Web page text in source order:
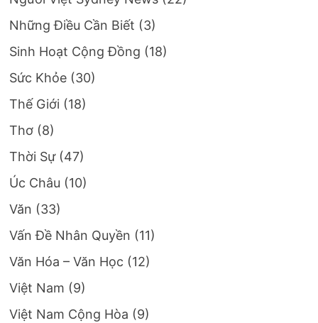
Những Điều Cần Biết (3)
Sinh Hoạt Cộng Đồng (18)
Sức Khỏe (30)
Thế Giới (18)
Thơ (8)
Thời Sự(47)
Úc Châu (10)
Văn (33)
Vấn Đề Nhân Quyền (11)
Văn Hóa – Văn Học (12)
Việt Nam (9)
Việt Nam Cộng Hòa (9)